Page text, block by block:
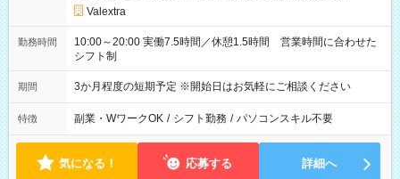
Valextra
勤務時間
10:00～20:00 実働7.5時間／休憩1.5時間 営業時間に合わせた
シフト制
期間 3か月程度の短期予定 ※開始日はお気軽にご相談ください
特徴 副業・WワークOK / シフト勤務 / パソコンスキル不要
気になる！ 応募する 詳細へ